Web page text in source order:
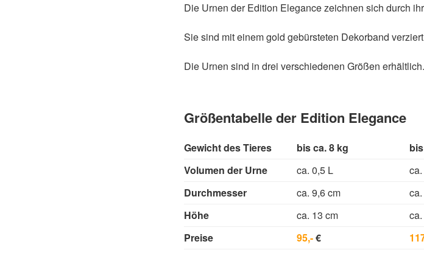
Die Urnen der Edition Elegance zeichnen sich durch
Sie sind mit einem gold gebürsteten Dekorband
Die Urnen sind in drei verschiedenen Größen erhältlich.
Größentabelle der Edition Elegance
Gewicht des Tieres bis ca. 8 kg
Volumen der Urne
ca. 0,5 L
Durchmesser
ca. 9,6 cm
Höhe
ca. 13 cm
Preise
95,-€